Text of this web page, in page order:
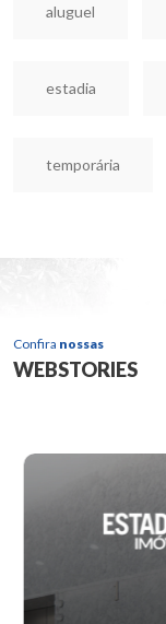
aluguel
estadia
temporária
Confira nossas
WEBSTORIES